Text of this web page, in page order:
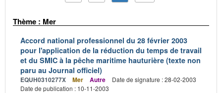
Thème : Mer
Accord national professionnel du 28 février 2003
pour l'application de la réduction du temps de travail
et du SMIC à la pêche maritime hauturière (texte non
paru au Journal officiel)
EQUH0310277X Mer Autre
Date de signature : 28-02-2003
Date de publication : 10-11-2003